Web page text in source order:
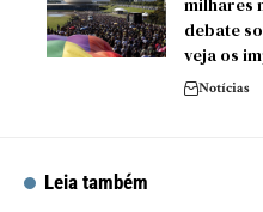
milhares
debate
veja os
Notícias
Leia também